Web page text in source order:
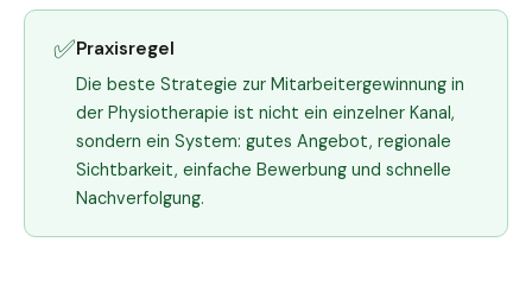
✅Praxisregel
Die beste Strategie zur Mitarbeitergewinnung in
der Physiotherapie ist nicht ein einzelner Kanal,
sondern ein System: gutes Angebot, regionale
Sichtbarkeit, einfache Bewerbung und schnelle
Nachverfolgung.